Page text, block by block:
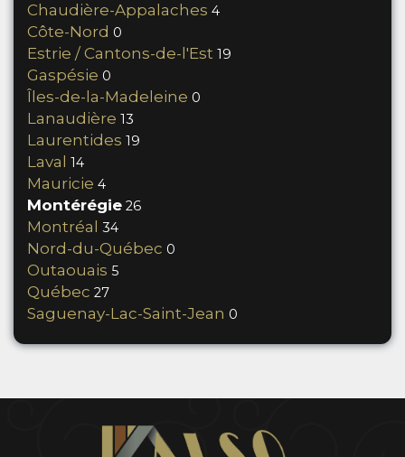
Chaudière-Appalaches 4
Côte-Nord 0
Estrie / Cantons-de-l'Est 19
Gaspésie 0
Îles-de-la-Madeleine 0
Lanaudière 13
Laurentides 19
Laval 14
Mauricie 4
Montérégie 26
Montréal 34
Nord-du-Québec 0
Outaouais 5
Québec 27
Saguenay-Lac-Saint-Jean 0